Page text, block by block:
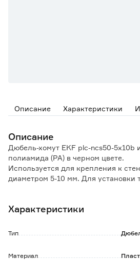
Описание Характеристики
Описание
Дюбель-хомут EKF plc-ncs50-5x10b
полиамида (PA) в черном цвете.
Используется для крепления к
диаметром 5-10 мм. Для установки
Характеристики
Тип
Материал